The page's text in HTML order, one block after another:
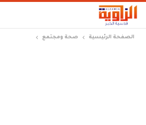
الصفحة الرئيسية صحة ومجتمع